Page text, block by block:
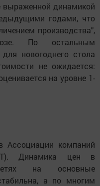
выраженной динамикой
годами, что
производства",
По остальным
новогоднего стола
не ожидается:
на уровне 1-
Ассоциации компаний
Динамика цен в
на основные
а по многим